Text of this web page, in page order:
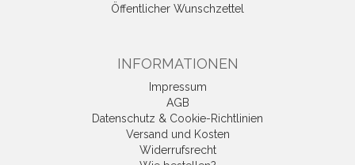
Öffentlicher Wunschzettel
INFORMATIONEN
Impressum
AGB
Datenschutz & Cookie-Richtlinien
Versand und Kosten
Widerrufsrecht